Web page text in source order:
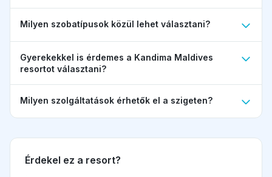
Milyen szobatípusok közül lehet választani?
Gyerekekkel is érdemes a Kandima Maldives
resortot választani?
Milyen szolgáltatások érhetők el a szigeten?
Érdekel ez a resort?